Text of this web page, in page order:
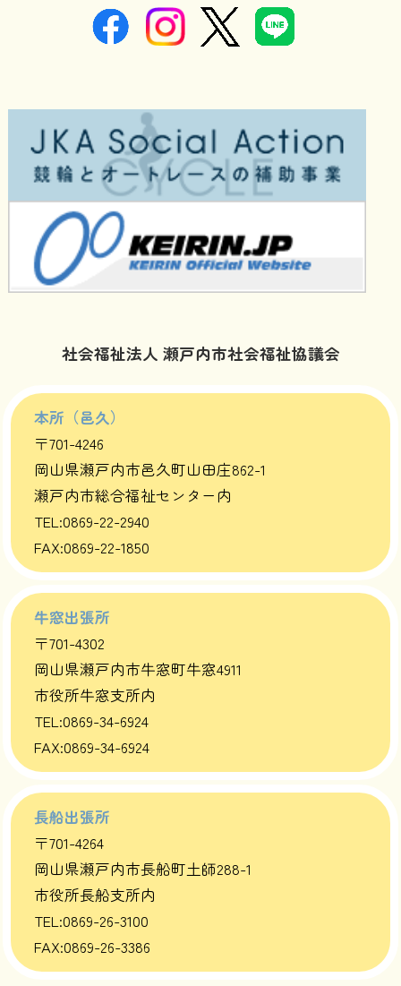
社会福祉法人 瀬戸内市社会福祉協議会
本所（邑久）
〒701-4246
岡山県瀬戸内市邑久町山田庄862-1
瀬戸内市総合福祉センター内
TEL:0869-22-2940
FAX:0869-22-1850
牛窓出張所
〒701-4302
岡山県瀬戸内市牛窓町牛窓4911
市役所牛窓支所内
TEL:0869-34-6924
FAX:0869-34-6924
長船出張所
〒701-4264
岡山県瀬戸内市長船町土師288-1
市役所長船支所内
TEL:0869-26-3100
FAX:0869-26-3386